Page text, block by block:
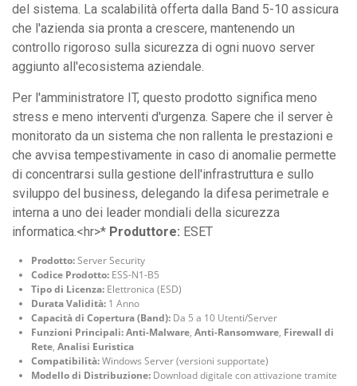
del sistema. La scalabilità offerta dalla Band 5-10 assicura
che l'azienda sia pronta a crescere, mantenendo un
controllo rigoroso sulla sicurezza di ogni nuovo server
aggiunto all'ecosistema aziendale.
Per l'amministratore IT, questo prodotto significa meno
stress e meno interventi d'urgenza. Sapere che il server è
monitorato da un sistema che non rallenta le prestazioni e
che avvisa tempestivamente in caso di anomalie permette
di concentrarsi sulla gestione dell'infrastruttura e sullo
sviluppo del business, delegando la difesa perimetrale e
interna a uno dei leader mondiali della sicurezza
informatica.<hr>* Produttore: ESET
Prodotto:Server Security
Codice Prodotto: ESS-N1-B5
Tipo di Licenza: Elettronica (ESD)
Durata Validità: 1 Anno
Capacità di Copertura (Band): Da 5 a 10 Utenti/Server
Funzioni Principali:Anti-Malware, Anti-Ransomware, Firewall di
Rete, Analisi Euristica
Compatibilità:Windows Server (versioni supportate)
Modello di Distribuzione: Download digitale con attivazione tramite